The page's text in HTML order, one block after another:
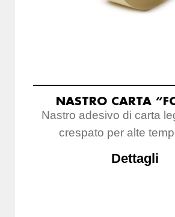
NASTRO CARTA
Nastro adesivo di carta
crespato per alte
Dettagli